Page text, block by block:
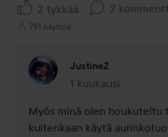
2 tykkää 2
791 näyttöä
JustineZ
1 kuukausi
Kommentti lisättiin 1
Myös minä olen houkuteltu
kuitenkaan käytä